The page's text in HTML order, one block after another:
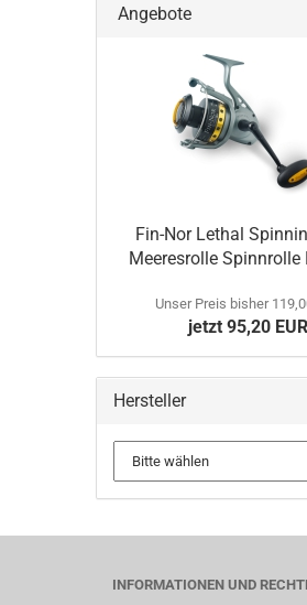
Angebote
Fin-Nor Lethal
Meeresrolle Spinnrolle
Unser Preis bisher
jetzt 95,20 EUR
Hersteller
INFORMATIONEN UND